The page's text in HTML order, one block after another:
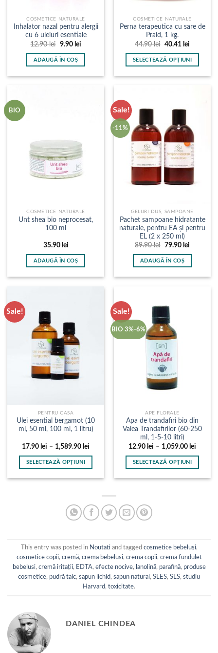
COSMETICE NATURALE
Inhalator nazal pentru alergii
cu 6 uleiuri esentiale
12.90lei
Prețul
a
fost:
9.90 leiPrețul
este:
ADAUGĂ ÎN COȘ
COSMETICE NATURALE
Perna terapeutica cu sare de
Praid, 1 kg.
44.90lei
Prețul
a
fost:
40.41 leiPrețul
este:
40.41 lei.
SELECTEAZĂ OPȚIUNI
multe
variații.
Opțiunile
pot
fi
alese
pagina
BIO
COSMETICE NATURALE
Unt shea bio neprocesat,
100 ml
35.90 lei
ADAUGĂ ÎN COȘ
Sale!
-11%
GELURI DUS, SAMPOANE
Pachet sampoane hidratante
naturale, pentru EA și pentru
EL (2 x 250 ml)
89.90lei
Prețul
a
fost:
79.90 leiPrețul
ADAUGĂ ÎN COȘ
Sale!
PENTRU CASA
Ulei esential bergamot (10
ml, 50 ml, 100 ml, 1 litru)
17.90 lei – 1,589.90 lei
prețuri:
la
SELECTEAZĂ OPȚIUNI
multe
pot
fi
alese
în
Sale!
BIO 3%-6%
APE FLORALE
Apa de trandafiri bio din
Valea Trandafirilor (60-250
ml, 1-5-10 litri)
12.90 lei – 1,059.00 lei
prețuri:
la
SELECTEAZĂ OPȚIUNI
pot
fi
alese
în
This entry was posted in Noutati and tagged cosmetice bebeluși,
cosmetice copii, cremă, crema bebelusi, crema copii, crema fundulet
bebelusi, cremă iritații, EDTA, efecte nocive, lanolină, parafină, produse
cosmetice, pudră talc, sapun lichid, sapun natural , SLES, SLS, studiu
Harvard, toxicitate.
DANIEL CHINDEA